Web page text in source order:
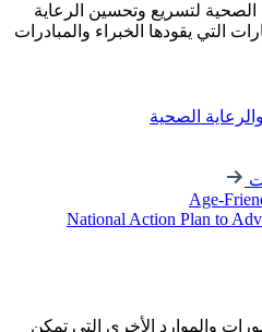
الصحية لتسريع وتحسين الرعاية
التي يقودها الخبراء والمبادرات
الصحية
Age-
National Action Plan to
والموارد الأخرى التي تمكن